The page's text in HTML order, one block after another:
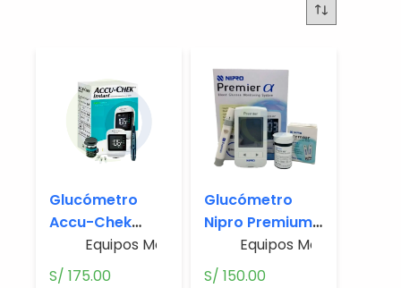
Glucómetro
Accu-Chek
InstantEquipos Médicos
Glucometros
S/ 175.00
Glucómetro
Nipro Premium
Equipos Médicos
S/ 150.00